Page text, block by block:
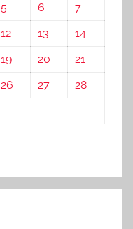
5 6
7
12 13
14
19 20
21
26 27
28